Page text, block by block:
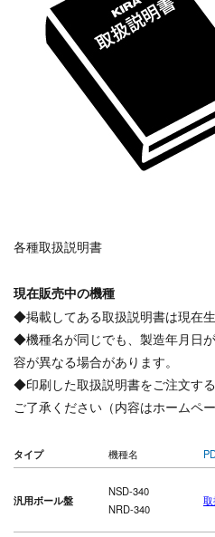
各種取扱説明書
現在販売中の機種
◆掲載してある取扱説明書は現在生
◆機種名が同じでも、製造年月日
容が異なる場合があります。
◆印刷した取扱説明書をご注文す
ご了承ください（内容はホームペ
タイプ 機種名
汎用ボール盤
NSD-340
NRD-340